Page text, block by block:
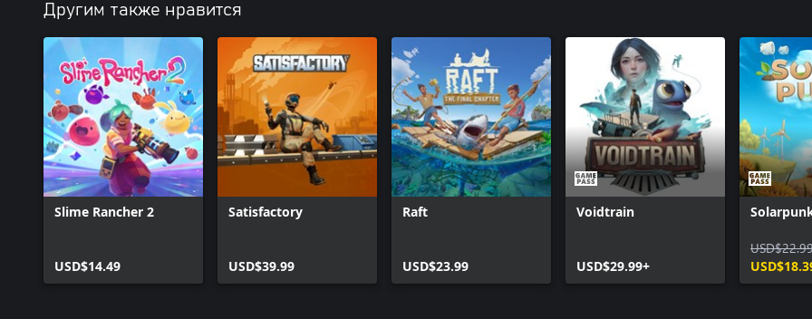
Другим также нравится
Slime Rancher 2
USD$14.49
Satisfactory
USD$39.99
Raft
USD$23.99
Voidtrain
USD$29.99+